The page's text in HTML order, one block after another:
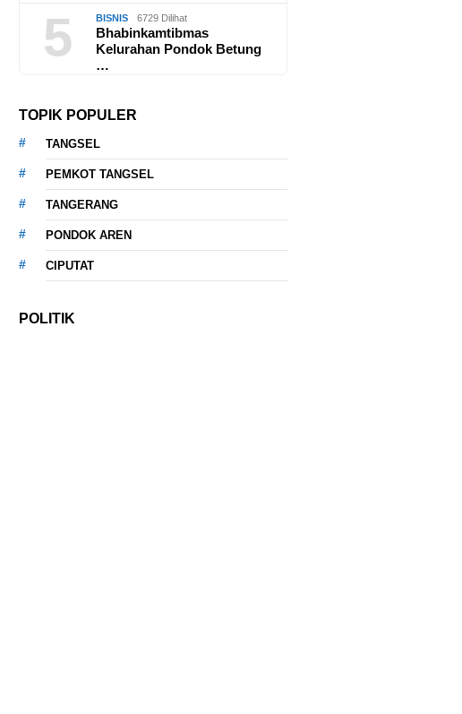
5 BISNIS 6729 Dilihat
Bhabinkamtibmas
Kelurahan Pondok Betung
…
TOPIK POPULER
TANGSEL
PEMKOT TANGSEL
TANGERANG
PONDOK AREN
CIPUTAT
POLITIK